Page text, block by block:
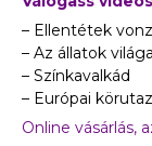
– Ellentétek
– Az állatok világa
– Színkavalkád
– Európai
Online vásárlás,